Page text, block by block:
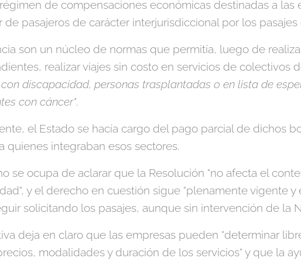
de compensaciones económicas destinadas a las
de pasajeros de carácter interjurisdiccional por los pasajes
son un núcleo de normas que permitía, luego de
realizar viajes sin costo en servicios de colectivos
con discapacidad, personas trasplantadas o en lista de
con cáncer".
el Estado se hacía cargo del pago parcial de dichos
quienes integraban esos sectores.
se ocupa de aclarar que la Resolución "no afecta el
y el derecho en cuestión sigue "plenamente vigente y
solicitando los pasajes, aunque sin intervención de la
deja en claro que las empresas pueden "determinar
modalidades y duración de los servicios" y que la